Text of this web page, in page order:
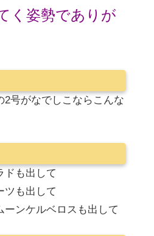
く姿勢でありが
2号がなでしこならこんな
ドも出して
ツも出して
ーンケルベロスも出して